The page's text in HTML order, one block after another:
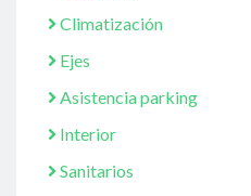
Climatización
Ejes
Asistencia parking
Interior
Sanitarios